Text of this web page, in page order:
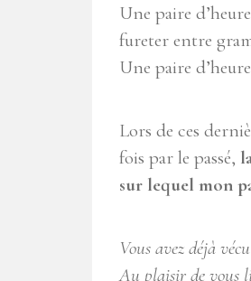
Une paire
fureter entre
Une paire
Lors de ces
fois par le passé,
sur lequel mon
Vous avez déjà
Au plaisir de vous